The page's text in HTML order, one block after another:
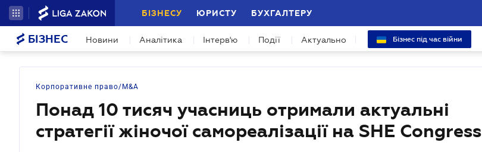
БІЗНЕСУ ЮРИСТУ БУХГАЛТЕРУ
БІЗНЕС Новини Аналітика Інтерв'ю Події Актуально Бізнес під час війни
Корпоративне право/M&A
Понад 10 тисяч учасниць отримали актуальні
стратегії жіночої самореалізації на SHE Congress